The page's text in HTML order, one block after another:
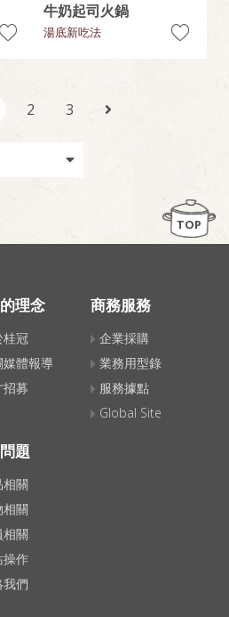
牛奶起司火鍋
湯底新吃法
2 3
TOP
理念
桂冠
媒體報導
招募
商務服務
企業採購
業務用型錄
服務據點
Global Site
題
相關
相關
相關
操作
我們